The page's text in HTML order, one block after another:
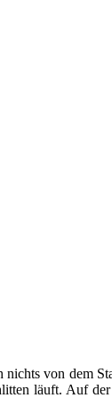
von dem
läuft. Auf